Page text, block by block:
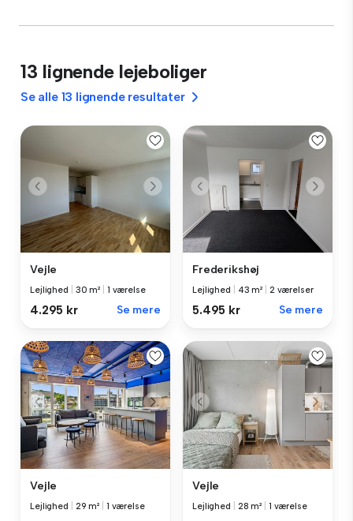
13 lignende lejeboliger
Se alle 13 lignende resultater
Vejle
Lejlighed 30 m² 1 værelse
4.295 kr Se mere
Frederikshøj
Lejlighed 43 m² 2 værelser
5.495 kr Se mere
Vejle
Lejlighed 29 m² 1 værelse
Vejle
Lejlighed 28 m² 1 værelse